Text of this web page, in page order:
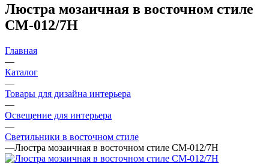
Люстра мозаичная в восточном стиле
CM-012/7Н
Главная
—
Каталог
—
Товары для дизайна интерьера
—
Освещение для интерьера
—
Светильники в восточном стиле
—Люстра мозаичная в восточном стиле CM-012/7Н